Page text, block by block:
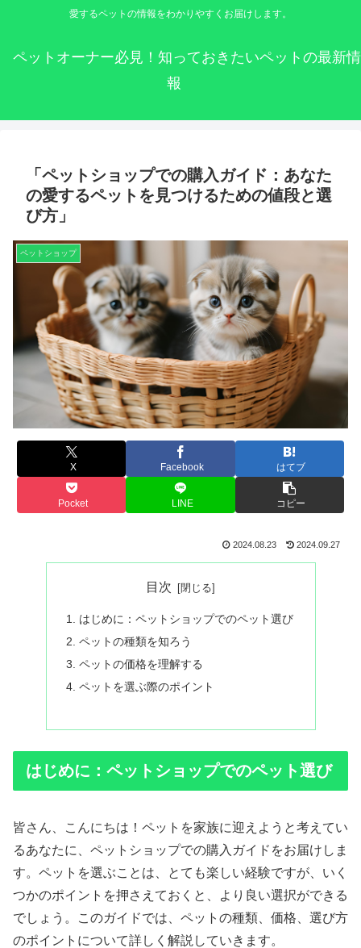
愛するペットの情報をわかりやすくお届けします。
ペットオーナー必見！知っておきたいペットの最新情
報
「ペットショップでの購入ガイド：あなた
の愛するペットを見つけるための値段と選
び方」
ペットショップ
X Facebook はてブ
Pocket LINE コピー
2024.08.23 2024.09.27
目次
はじめに：ペットショップでのペット選び
ペットの種類を知ろう
ペットの価格を理解する
ペットを選ぶ際のポイント
はじめに：ペットショップでのペット選び
皆さん、こんにちは！ペットを家族に迎えようと考えてい
るあなたに、ペットショップでの購入ガイドをお届けしま
す。ペットを選ぶことは、とても楽しい経験ですが、いく
つかのポイントを押さえておくと、より良い選択ができる
でしょう。このガイドでは、ペットの種類、価格、選び方
のポイントについて詳しく解説していきます。